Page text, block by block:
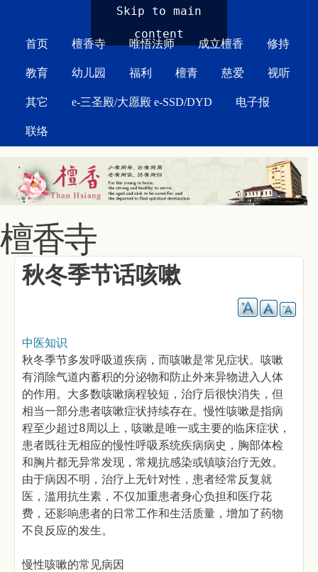
Skip to main
content
首页 檀香寺 唯悟法师 成立檀香 修持
教育 幼儿园 福利 檀青 慈爱 视听
其它 e-三圣殿/大愿殿 e-SSD/DYD 电子报
联络
檀香寺
秋冬季节话咳嗽
中医知识
秋冬季节多发呼吸道疾病，而咳嗽是常见症状。咳嗽
有消除气道内蓄积的分泌物和防止外来异物进入人体
的作用。大多数咳嗽病程较短，治疗后很快消失，但
相当一部分患者咳嗽症状持续存在。慢性咳嗽是指病
程至少超过8周以上，咳嗽是唯一或主要的临床症状，
患者既往无相应的慢性呼吸系统疾病病史，胸部体检
和胸片都无异常发现，常规抗感染或镇咳治疗无效。
由于病因不明，治疗上无针对性，患者经常反复就
医，滥用抗生素，不仅加重患者身心负担和医疗花
费，还影响患者的日常工作和生活质量，增加了药物
不良反应的发生。
慢性咳嗽的常见病因